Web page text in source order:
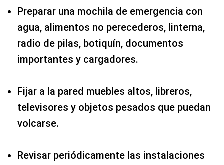
Preparar una mochila de emergencia con
agua, alimentos no perecederos, linterna,
radio de pilas, botiquín, documentos
importantes y cargadores.
Fijar a la pared muebles altos, libreros,
televisores y objetos pesados que puedan
volcarse.
Revisar periódicamente las instalaciones